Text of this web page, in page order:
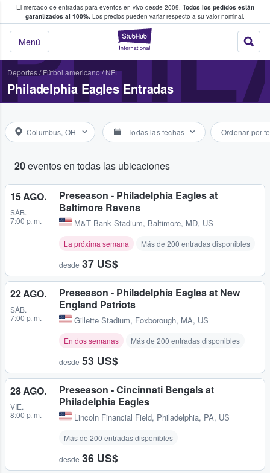
El mercado de entradas para eventos en vivo desde 2009. Todos los pedidos están
garantizados al 100%. Los precios pueden variar respecto a su valor nominal.
StubHub:
Menú
y venta de entradas entre fans
Deportes/ Fútbol americano/NFL
Philadelphia Eagles Entradas
Columbus, OH Todas las fechas Ordenar por
20eventos en todas las ubicaciones
15 AGO.
SÁB.
7:00 p. m.
Preseason - Philadelphia Eagles at
Baltimore Ravens
M&T Bank Stadium, Baltimore, MD, US
La próxima semana Más de 200 entradas disponibles
desde 37 US$
22 AGO.
SÁB.
7:00 p. m.
Preseason - Philadelphia Eagles at New
England Patriots
Gillette Stadium, Foxborough, MA, US
En dos semanas Más de 200 entradas disponibles
desde 53 US$
28 AGO.
VIE.
8:00 p. m.
Preseason - Cincinnati Bengals at
Philadelphia Eagles
Lincoln Financial Field, Philadelphia, PA, US
Más de 200 entradas disponibles
desde 36 US$